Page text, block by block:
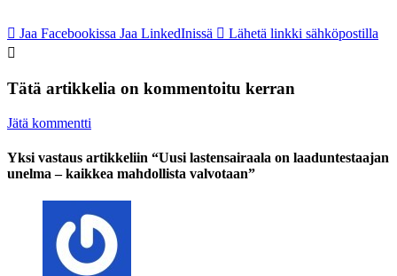
Jaa Facebookissa Jaa LinkedInissä Lähetä linkki sähköpostilla
Tätä artikkelia on kommentoitu kerran
Jätä kommentti
Yksi vastaus artikkeliin “Uusi lastensairaala on laaduntestaajan
unelma – kaikkea mahdollista valvotaan”